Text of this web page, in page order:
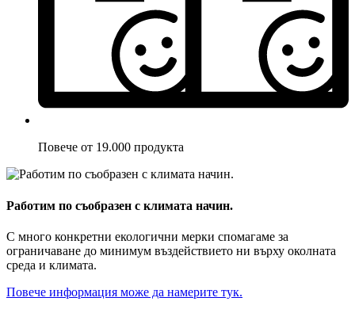
Повече от 19.000 продукта
Работим по съобразен с климата начин.
С много конкретни екологични мерки спомагаме за
ограничаване до минимум въздействието ни върху околната
среда и климата.
Повече информация може да намерите тук.